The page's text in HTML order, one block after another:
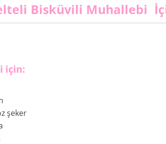
Bisküvili Muhallebi
için:
şeker